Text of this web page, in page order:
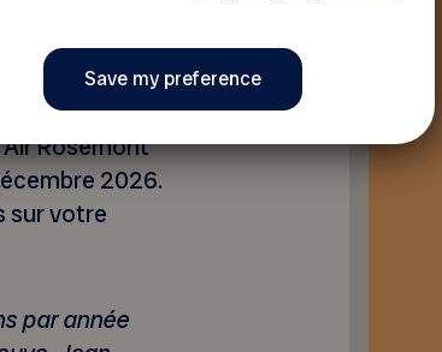
5% de rabais
Rosemont
2026.
sur votre
par année